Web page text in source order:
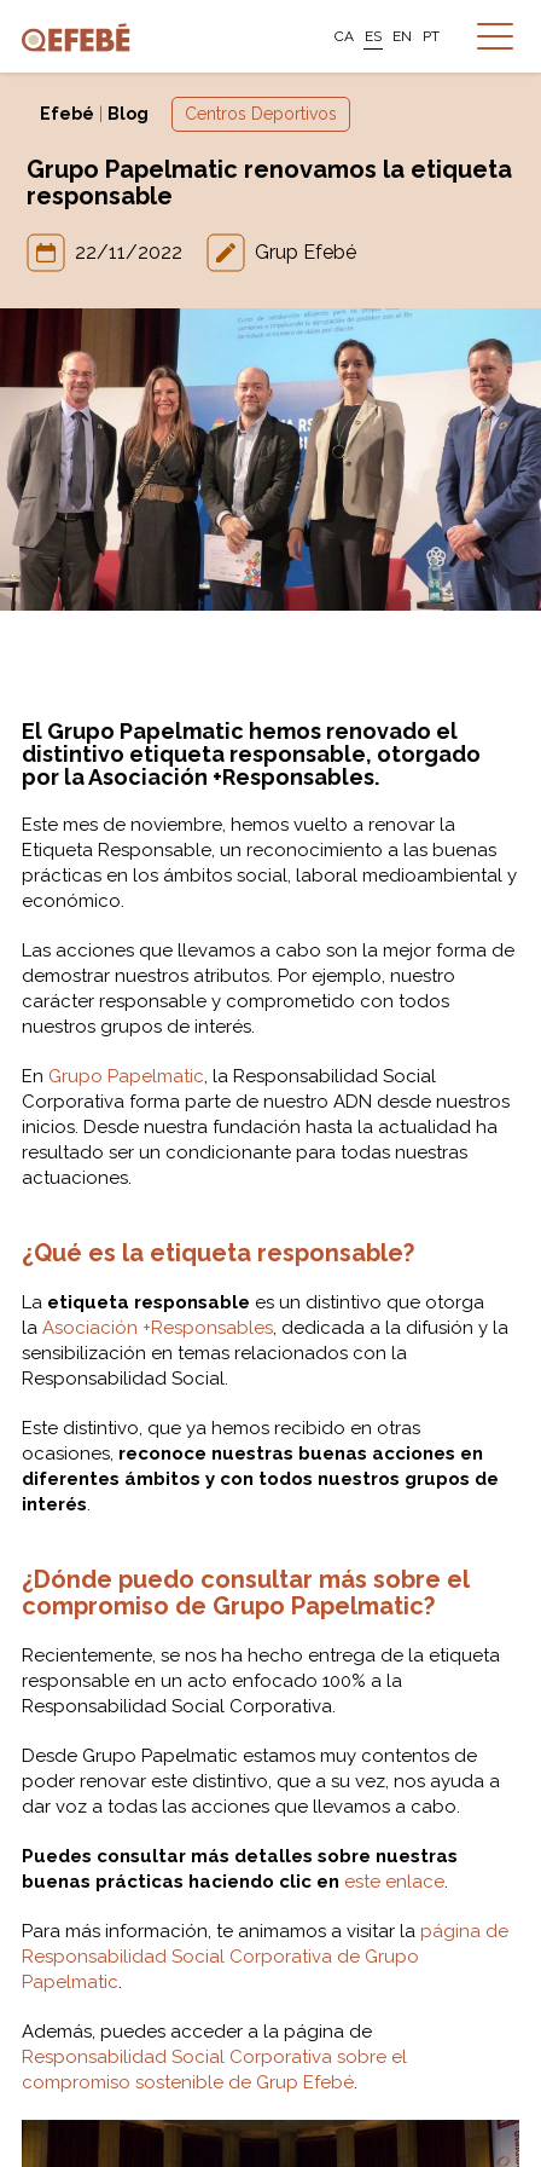
CA ES EN PT
Efebé Blog Centros Deportivos
Grupo Papelmatic renovamos la etiqueta
responsable
22/11/2022 Grup Efebé
El Grupo Papelmatic hemos renovado el
distintivo etiqueta responsable, otorgado
por la Asociación +Responsables.
Este mes de noviembre, hemos vuelto a renovar la
Etiqueta Responsable, un reconocimiento a las buenas
prácticas en los ámbitos social, laboral medioambiental y
económico.
Las acciones que llevamos a cabo son la mejor forma de
demostrar nuestros atributos. Por ejemplo, nuestro
carácter responsable y comprometido con todos
nuestros grupos de interés.
En Grupo Papelmatic, la Responsabilidad Social
Corporativa forma parte de nuestro ADN desde nuestros
inicios. Desde nuestra fundación hasta la actualidad ha
resultado ser un condicionante para todas nuestras
actuaciones.
¿Qué es la etiqueta responsable?
La etiqueta responsable es un distintivo que otorga
la Asociación +Responsables, dedicada a la difusión y la
sensibilización en temas relacionados con la
Responsabilidad Social.
Este distintivo, que ya hemos recibido en otras
ocasiones, reconoce nuestras buenas acciones en
diferentes ámbitos y con todos nuestros grupos de
interés.
¿Dónde puedo consultar más sobre el
compromiso de Grupo Papelmatic?
Recientemente, se nos ha hecho entrega de la etiqueta
responsable en un acto enfocado 100% a la
Responsabilidad Social Corporativa.
Desde Grupo Papelmatic estamos muy contentos de
poder renovar este distintivo, que a su vez, nos ayuda a
dar voz a todas las acciones que llevamos a cabo.
Puedes consultar más detalles sobre nuestras
buenas prácticas haciendo clic en este enlace.
Para más información, te animamos a visitar la página de
Responsabilidad Social Corporativa de Grupo
Papelmatic.
Además, puedes acceder a la página de
Responsabilidad Social Corporativa sobre el
compromiso sostenible de Grup Efebé.